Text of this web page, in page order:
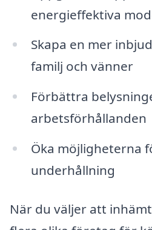
energieffektiva
Skapa en mer
familj och vänner
Förbättra
arbetsförhållanden
Öka möjligheterna
underhållning
När du väljer att